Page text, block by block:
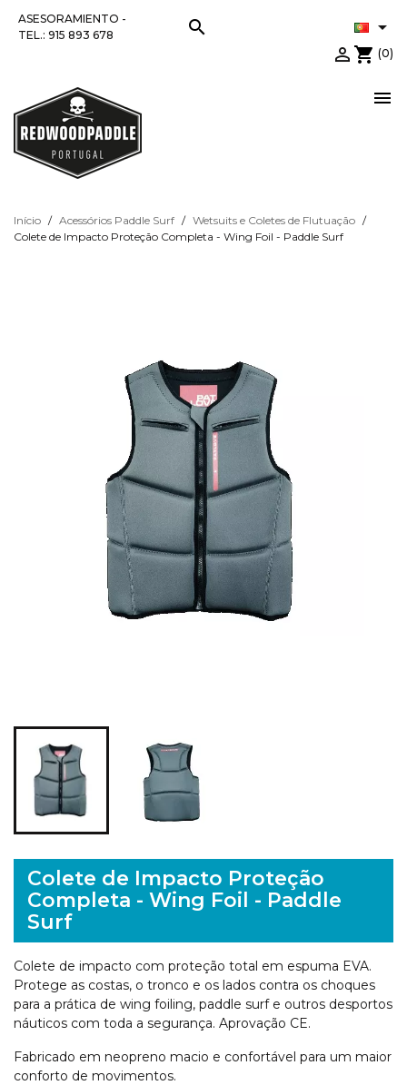
ASESORAMIENTO -
TEL.: 915 893 678
search

 shopping_cart (0)

Início Acessórios Paddle Surf
Wetsuits e Coletes de Flutuação
Colete de Impacto Proteção Completa - Wing Foil - Paddle Surf
Colete de Impacto Proteção
Completa - Wing Foil - Paddle
Surf
Colete de impacto com proteção total em espuma EVA.
Protege as costas, o tronco e os lados contra os choques
para a prática de wing foiling, paddle surf e outros desportos
náuticos com toda a segurança. Aprovação CE.
Fabricado em neopreno macio e confortável para um maior
conforto de movimentos.